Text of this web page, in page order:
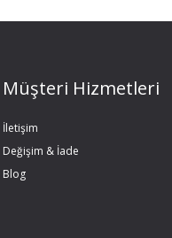
Müşteri Hizmetleri
İletişim
Değişim & İade
Blog